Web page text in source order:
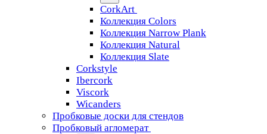
CorkArt
Коллекция Colors
Коллекция Narrow Plank
Коллекция Natural
Коллекция Slate
Corkstyle
Ibercork
Viscork
Wicanders
Пробковые доски для стендов
Пробковый агломерат